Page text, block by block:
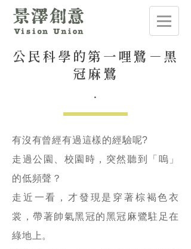
公民科學的第一哩鷺－黑
冠麻鷺
.
有沒有曾經有過這樣的經驗呢?
走過公園、校園時，突然聽到「嗚」
的低頻聲？
走近一看，才發現是穿著棕褐色衣
裳，帶著帥氣黑冠的黑冠麻鷺駐足在
綠地上。